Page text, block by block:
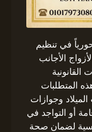
في تنظيم
الأجانب
القانونية
المتطلبات
وجوازات
أو التواجد في
لضمان صحة